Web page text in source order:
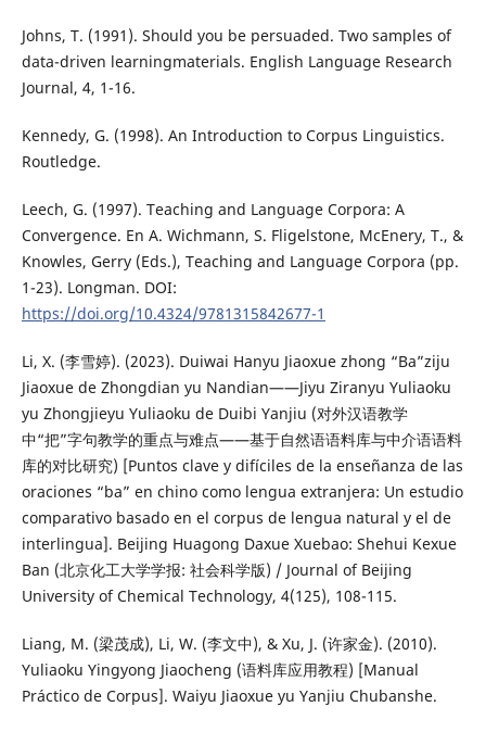
Johns, T. (1991). Should you be persuaded. Two samples of
data-driven learningmaterials. English Language Research
Journal, 4, 1-16.
Kennedy, G. (1998). An Introduction to Corpus Linguistics.
Routledge.
Leech, G. (1997). Teaching and Language Corpora: A
Convergence. En A. Wichmann, S. Fligelstone, McEnery, T., &
Knowles, Gerry (Eds.), Teaching and Language Corpora (pp.
1-23). Longman. DOI:
https://doi.org/10.4324/9781315842677-1
Li, X. (李雪婷). (2023). Duiwai Hanyu Jiaoxue zhong “Ba”ziju
Jiaoxue de Zhongdian yu Nandian——Jiyu Ziranyu Yuliaoku
yu Zhongjieyu Yuliaoku de Duibi Yanjiu (对外汉语教学
中“把”字句教学的重点与难点——基于自然语语料库与中介语语料
库的对比研究) [Puntos clave y difíciles de la enseñanza de las
oraciones “ba” en chino como lengua extranjera: Un estudio
comparativo basado en el corpus de lengua natural y el de
interlingua]. Beijing Huagong Daxue Xuebao: Shehui Kexue
Ban (北京化工大学学报: 社会科学版) / Journal of Beijing
University of Chemical Technology, 4(125), 108-115.
Liang, M. (梁茂成), Li, W. (李文中), & Xu, J. (许家金). (2010).
Yuliaoku Yingyong Jiaocheng (语料库应用教程) [Manual
Práctico de Corpus]. Waiyu Jiaoxue yu Yanjiu Chubanshe.